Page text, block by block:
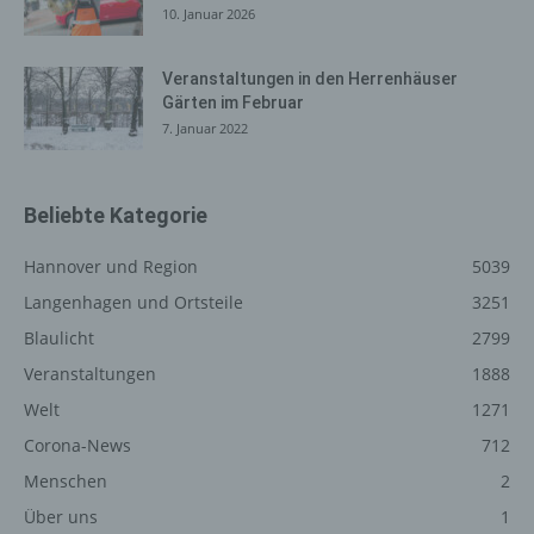
10. Januar 2026
Veranstaltungen in den Herrenhäuser
Gärten im Februar
7. Januar 2022
Beliebte Kategorie
Hannover und Region
5039
Langenhagen und Ortsteile
3251
Blaulicht
2799
Veranstaltungen
1888
Welt
1271
Corona-News
712
Menschen
2
Über uns
1
Internetseite, von welcher ein zugreifendes System auf
die Unterwebseiten, welche über ein zugreifendes
System auf unserer Internetseite angesteuert werden,
(5) das Datum und die Uhrzeit eines Zugriffs auf die
Internetseite, (6) eine Internet-Protokoll-Adresse (IP-
zugreifenden Systems und (8) sonstige ähnliche Daten
und Informationen, die der Gefahrenabwehr im Falle von
Angriffen auf unsere informationstechnologischen
Informationen ziehen wird keine Rückschlüsse auf die
betroffene Person. Diese Informationen werden vielmehr
benötigt, um (1) die Inhalte unserer Internetseite korrekt
die Werbung für diese zu optimieren, (3) die dauerhafte
Funktionsfähigkeit unserer informationstechnologischen